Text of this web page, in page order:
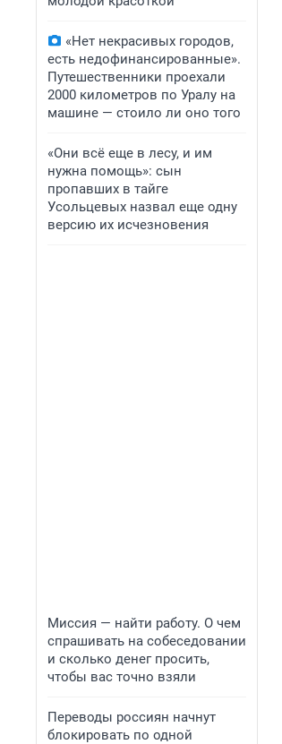
«Нет некрасивых городов,
есть недофинансированные».
Путешественники проехали
2000 километров по Уралу на
машине — стоило ли оно того
«Они всё еще в лесу, и им
нужна помощь»: сын
пропавших в тайге
Усольцевых назвал еще одну
версию их исчезновения
Миссия — найти работу. О чем
спрашивать на собеседовании
и сколько денег просить,
чтобы вас точно взяли
Переводы россиян начнут
блокировать по одной